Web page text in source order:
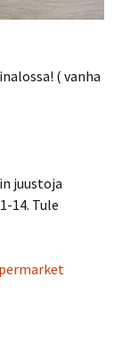
( vanha
juustoja
14. Tule